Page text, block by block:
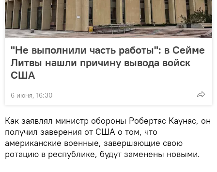
"Не выполнили часть работы": в Сейме
Литвы нашли причину вывода войск
США
6 июня, 16:30
Как заявлял министр обороны Робертас Каунас, он
получил заверения от США о том, что
американские военные, завершающие свою
ротацию в республике, будут заменены новыми.